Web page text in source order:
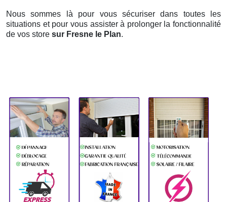
Nous sommes là pour vous sécuriser dans toutes les
situations et pour vous assister à prolonger la fonctionnalité
de vos store sur Fresne le Plan.